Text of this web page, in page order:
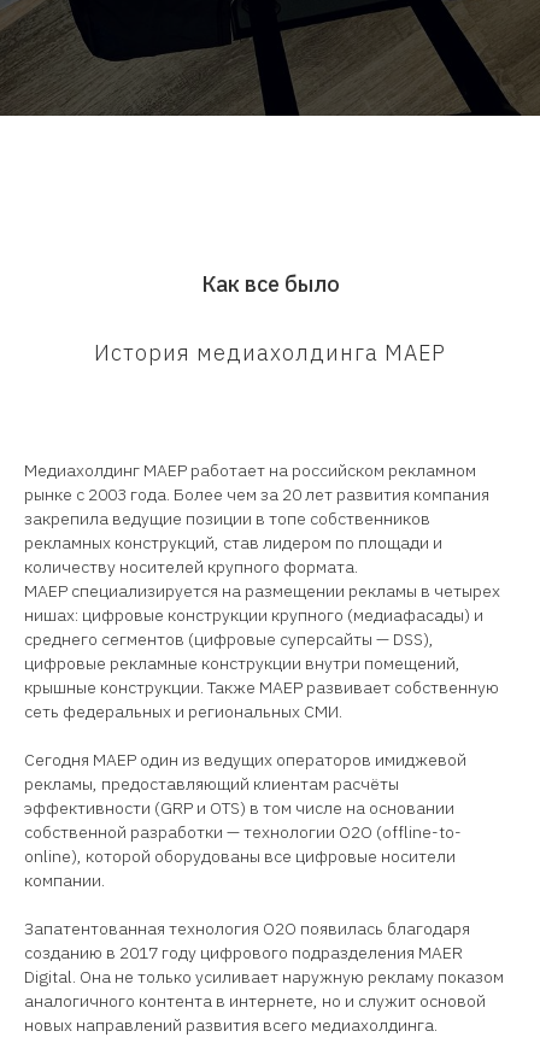
Как все было
История медиахолдинга МАЕР
Медиахолдинг MAEР работает на российском рекламном
рынке с 2003 года. Более чем за 20 лет развития компания
закрепила ведущие позиции в топе собственников
рекламных конструкций, став лидером по площади и
количеству носителей крупного формата.
MAEР специализируется на размещении рекламы в четырех
нишах: цифровые конструкции крупного (медиафасады) и
среднего сегментов (цифровые суперсайты — DSS),
цифровые рекламные конструкции внутри помещений,
крышные конструкции. Также МАЕР развивает собственную
сеть федеральных и региональных СМИ.
Сегодня MAEР один из ведущих операторов имиджевой
рекламы, предоставляющий клиентам расчёты
эффективности (GRP и OTS) в том числе на основании
собственной разработки — технологии О2О (offline-to-
online), которой оборудованы все цифровые носители
компании.
Запатентованная технология О2О появилась благодаря
созданию в 2017 году цифрового подразделения MAER
Digital. Она не только усиливает наружную рекламу показом
аналогичного контента в интернете, но и служит основой
новых направлений развития всего медиахолдинга.